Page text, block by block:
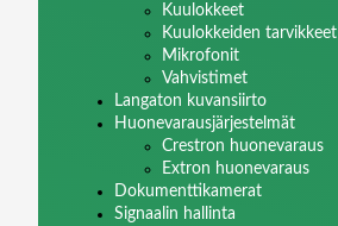
Kuulokkeet
Kuulokkeiden tarvikkeet
Mikrofonit
Vahvistimet
Langaton kuvansiirto
Huonevarausjärjestelmät
Crestron huonevaraus
Extron huonevaraus
Dokumenttikamerat
Signaalin hallinta